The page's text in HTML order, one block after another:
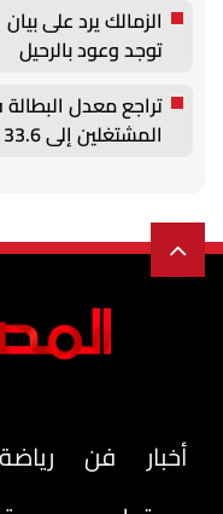
الزمالك يرد على
توجد وعود بالرحيل
المشتغلين إلى 33.6 مليون خلال الربع الثاني 2026
أخبار فن رياضة